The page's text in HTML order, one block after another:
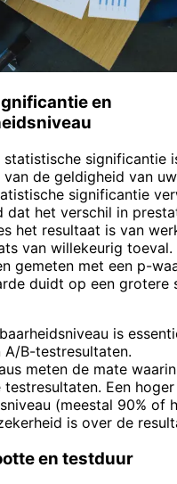
en
statistische significantie
de geldigheid van
significantie
dat het verschil in
het resultaat is van
van willekeurig
gemeten met een p-
duidt op een grotere
is
B-testresultaten.
meten de mate
Een hoger
(meestal 90% of
is over de
en testduur